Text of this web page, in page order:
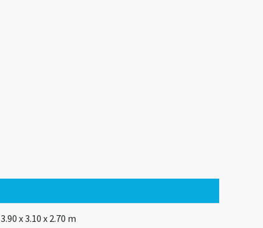
3.90 x 3.10 x 2.70 m